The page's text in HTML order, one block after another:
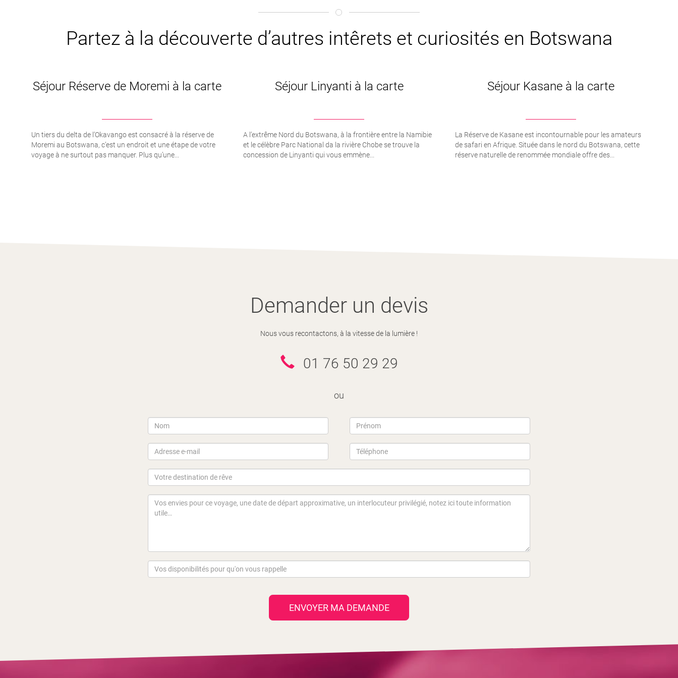
Partez à la découverte d’autres intêrets et curiosités en Botswana
Séjour Réserve de Moremi à la carte
Un tiers du delta de l’Okavango est consacré à la réserve de
Moremi au Botswana, c’est un endroit et une étape de votre
voyage à ne surtout pas manquer. Plus qu’une...
Séjour Linyanti à la carte
A l’extrême Nord du Botswana, à la frontière entre la Namibie
et le célèbre Parc National da la rivière Chobe se trouve la
concession de Linyanti qui vous emmène...
Séjour Kasane à la carte
La Réserve de Kasane est incontournable pour les amateurs
de safari en Afrique. Située dans le nord du Botswana, cette
réserve naturelle de renommée mondiale offre des...
Demander un devis
Nous vous recontactons, à la vitesse de la lumière !
01 76 50 29 29
ou
ENVOYER MA DEMANDE